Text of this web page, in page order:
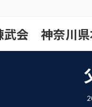
会 神奈川県